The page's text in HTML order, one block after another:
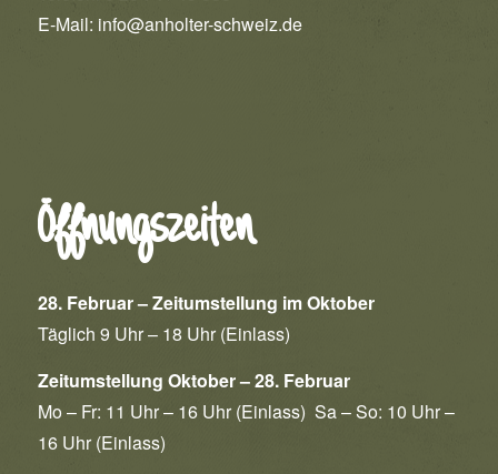
E-Mail: info@anholter-schweiz.de
Öffnungszeiten
28. Februar – Zeitumstellung im Oktober
Täglich 9 Uhr – 18 Uhr (Einlass)
Zeitumstellung Oktober – 28. Februar
Mo – Fr: 11 Uhr – 16 Uhr (Einlass) Sa – So: 10 Uhr –
16 Uhr (Einlass)